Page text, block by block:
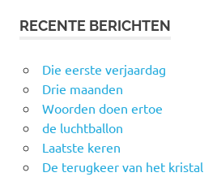
RECENTE BERICHTEN
Die eerste verjaardag
Drie maanden
Woorden doen ertoe
de luchtballon
Laatste keren
De terugkeer van het kristal